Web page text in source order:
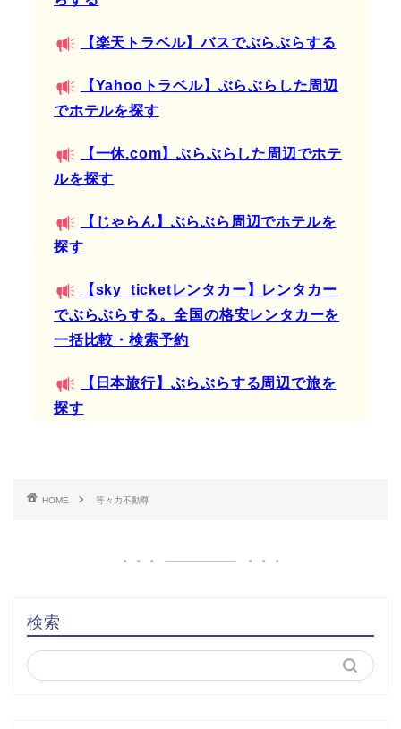
【楽天トラベル】バスでぶらぶらする
【Yahooトラベル】ぶらぶらした周辺
でホテルを探す
【一休.com】ぶらぶらした周辺でホテ
ルを探す
【じゃらん】ぶらぶら周辺でホテルを
探す
【sky_ticketレンタカー】レンタカー
でぶらぶらする。全国の格安レンタカーを
一括比較・検索予約
【日本旅行】ぶらぶらする周辺で旅を
探す
HOME 等々力不動尊
検索